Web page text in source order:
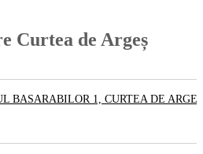
Curtea de Argeș
BASARABILOR 1, CURTEA DE ARGEȘ